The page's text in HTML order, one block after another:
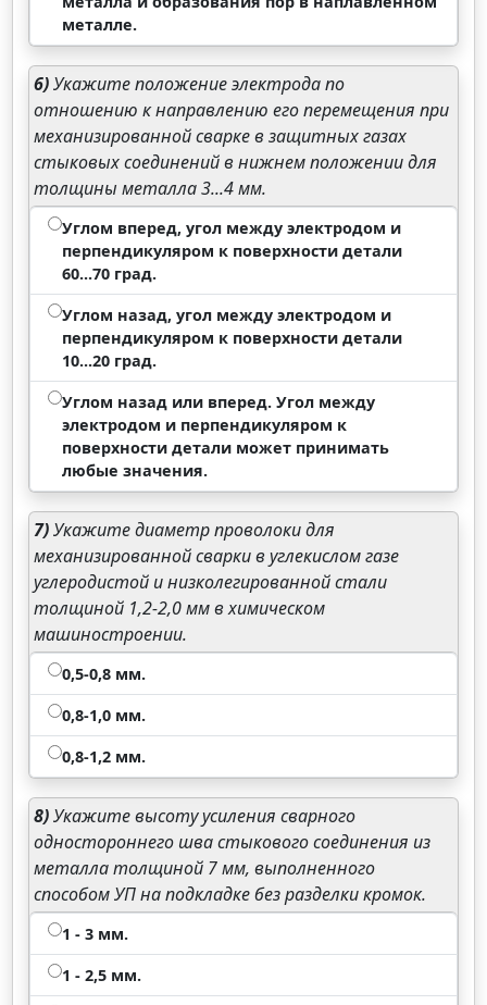
металле.
6)Укажите положение электрода по
отношению к направлению его перемещения при
механизированной сварке в защитных газах
стыковых соединений в нижнем положении для
толщины металла 3...4 мм.
Углом вперед, угол между электродом и
перпендикуляром к поверхности детали
60...70 град.
Углом назад, угол между электродом и
перпендикуляром к поверхности детали
10...20 град.
Углом назад или вперед. Угол между
электродом и перпендикуляром к
поверхности детали может принимать
любые значения.
7)Укажите диаметр проволоки для
механизированной сварки в углекислом газе
углеродистой и низколегированной стали
толщиной 1,2-2,0 мм в химическом
машиностроении.
0,5-0,8 мм.
0,8-1,0 мм.
0,8-1,2 мм.
8)Укажите высоту усиления сварного
одностороннего шва стыкового соединения из
металла толщиной 7 мм, выполненного
способом УП на подкладке без разделки кромок.
1 - 3 мм.
1 - 2,5 мм.